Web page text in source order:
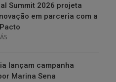
Summit 2026 projeta
em parceria com a
lançam campanha
Marina Sena